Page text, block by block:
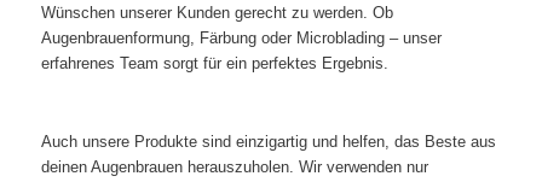
Wünschen unserer Kunden gerecht zu werden. Ob
Augenbrauenformung, Färbung oder Microblading – unser
erfahrenes Team sorgt für ein perfektes Ergebnis.
Auch unsere Produkte sind einzigartig und helfen, das Beste aus
deinen Augenbrauen herauszuholen. Wir verwenden nur